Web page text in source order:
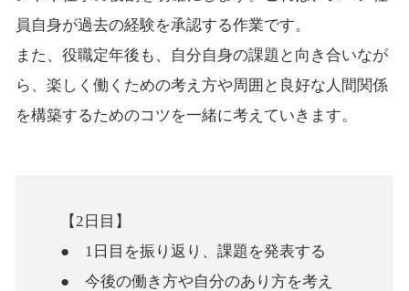
員自身が過去の経験を承認する作業です。
また、役職定年後も、自分自身の課題と向き合いなが
ら、楽しく働くための考え方や周囲と良好な人間関係
を構築するためのコツを一緒に考えていきます。
【2日目】
● 1日目を振り返り、課題を発表する
● 今後の働き方や自分のあり方を考え